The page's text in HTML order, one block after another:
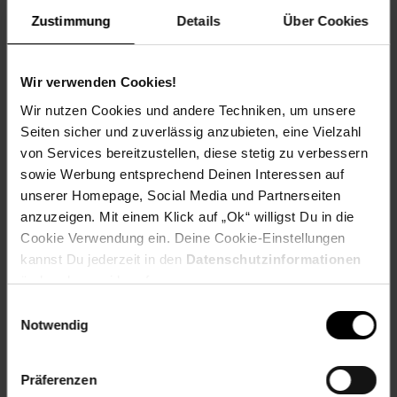
Zustimmung Details Über Cookies
Wir verwenden Cookies!
Wir nutzen Cookies und andere Techniken, um unsere
Seiten sicher und zuverlässig anzubieten, eine Vielzahl
von Services bereitzustellen, diese stetig zu verbessern
sowie Werbung entsprechend Deinen Interessen auf
unserer Homepage, Social Media und Partnerseiten
anzuzeigen. Mit einem Klick auf „Ok“ willigst Du in die
Cookie Verwendung ein. Deine Cookie-Einstellungen
kannst Du jederzeit in den Datenschutzinformationen
ändern bzw. widerrufen.
Notwendig
Präferenzen
Artikel gehört zur Kategorie:Weiteres Bad-Zubehör
Versandinformationen
Herstellerinformationen
Weitere Online-Angebote
Netto Reisen Weinwelt